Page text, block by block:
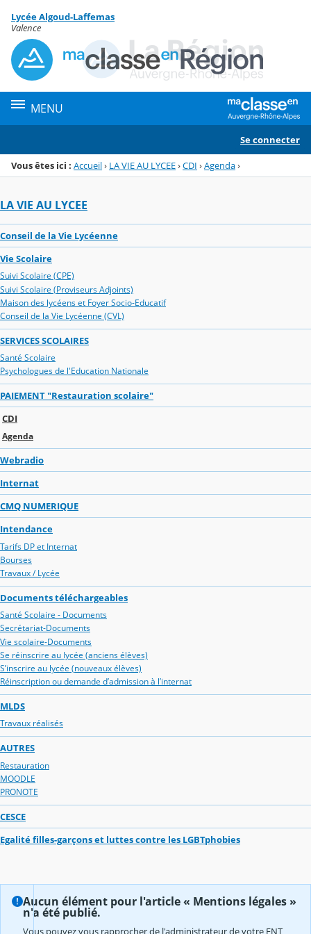
Menu de la rubrique
Contenu
Lycée Algoud-Laffemas
Valence
MENU
Se connecter
Vous êtes ici : Accueil› LA VIE AU LYCEE›CDI ›Agenda›
LA VIE AU LYCEE
Conseil de la Vie Lycéenne
Vie Scolaire
Suivi Scolaire (CPE)
Suivi Scolaire (Proviseurs Adjoints)
Maison des lycéens et Foyer Socio-Educatif
Conseil de la Vie Lycéenne (CVL)
SERVICES SCOLAIRES
Santé Scolaire
Psychologues de l'Education Nationale
PAIEMENT "Restauration scolaire"
CDI
Agenda
Webradio
Internat
CMQ NUMERIQUE
Intendance
Tarifs DP et Internat
Bourses
Travaux / Lycée
Documents téléchargeables
Santé Scolaire - Documents
Secrétariat-Documents
Vie scolaire-Documents
Se réinscrire au lycée (anciens élèves)
S’inscrire au lycée (nouveaux élèves)
Réinscription ou demande d’admission à l’internat
MLDS
Travaux réalisés
AUTRES
Restauration
MOODLE
PRONOTE
CESCE
Egalité filles-garçons et luttes contre les LGBTphobies
Aucun élément pour l'article « Mentions légales »
n'a été publié.
Vous pouvez vous rapprocher de l'administrateur de votre ENT